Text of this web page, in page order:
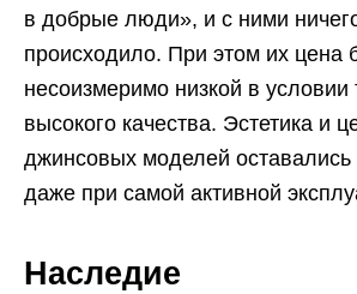
в добрые люди», и с ними
происходило. При этом их цена
несоизмеримо низкой в условии
высокого качества. Эстетика и
джинсовых моделей
даже при самой активной
Наследие